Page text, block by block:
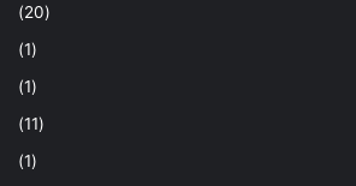
(20)
(1)
(1)
(11)
(1)